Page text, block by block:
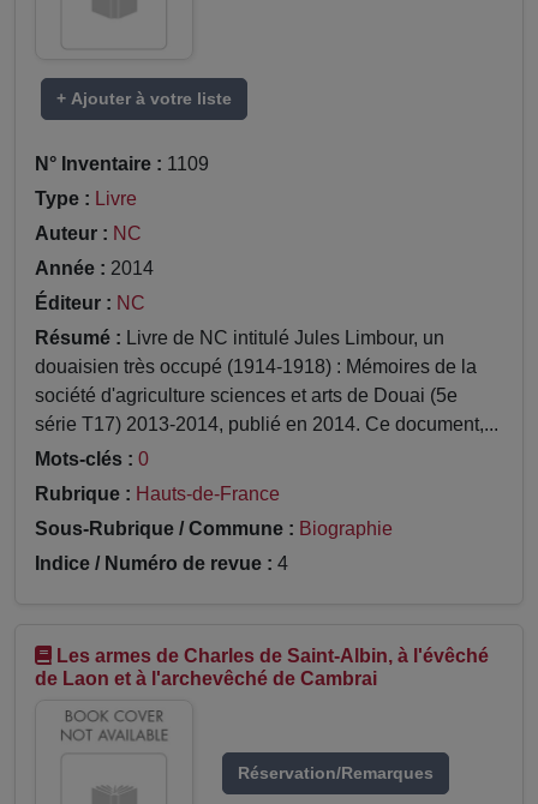
+ Ajouter à votre liste
N° Inventaire : 1109
Type : Livre
Auteur : NC
Année : 2014
Éditeur : NC
Résumé : Livre de NC intitulé Jules Limbour, un
douaisien très occupé (1914-1918) : Mémoires de la
société d'agriculture sciences et arts de Douai (5e
série T17) 2013-2014, publié en 2014. Ce document,...
Mots-clés : 0
Rubrique : Hauts-de-France
Sous-Rubrique / Commune : Biographie
Indice / Numéro de revue : 4
Les armes de Charles de Saint-Albin, à l'évêché
de Laon et à l'archevêché de Cambrai
Réservation/Remarques